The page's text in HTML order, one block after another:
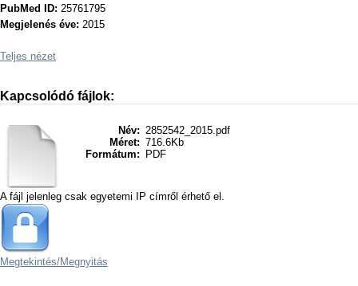
PubMed ID: 25761795
Megjelenés éve: 2015
Teljes nézet
Kapcsolódó fájlok:
Név: 2852542_2015.pdf
Méret: 716.6Kb
Formátum:
PDF
A fájl jelenleg csak egyetemi IP címről érhető el.
Megtekintés/Megnyitás